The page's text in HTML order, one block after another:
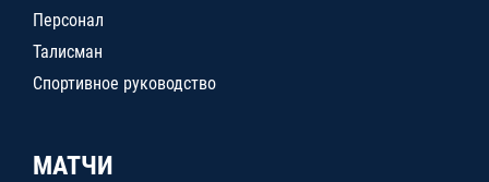
Персонал
Талисман
Спортивное руководство
МАТЧИ